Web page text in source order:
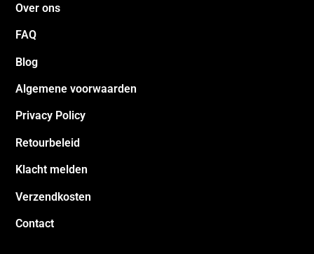
Over ons
FAQ
Blog
Algemene voorwaarden
Privacy Policy
Retourbeleid
Klacht melden
Verzendkosten
Contact